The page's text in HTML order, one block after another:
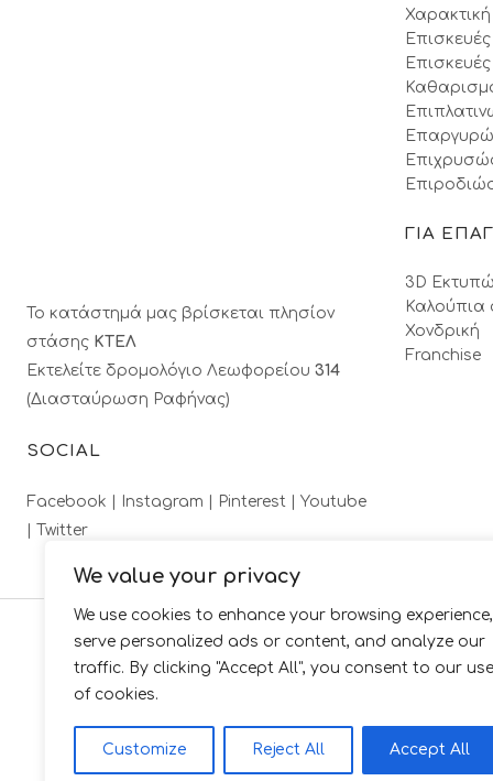
We value your privacy
We use cookies to enhance your browsing experience,
serve personalized ads or content, and analyze our
traffic. By clicking "Accept All", you consent to our use
of cookies.
Customize Reject All Accept All
Το κατάστημά μας βρίσκεται πλησίον
στάσης ΚΤΕΛ
Εκτελείτε δρομολόγιο Λεωφορείου 314
(Διασταύρωση Ραφήνας)
SOCIAL
Facebook | Instagram | Pinterest | Youtube
Twitter
Χαρακτική
ΓΙΑ
3D
Καλούπια
Χονδρική
Franchise